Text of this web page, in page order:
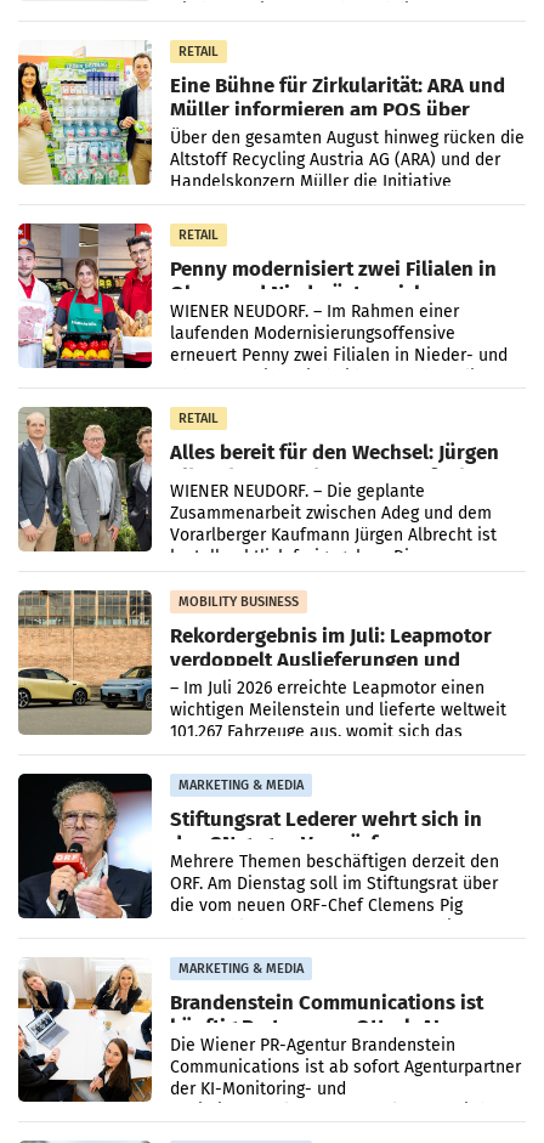
RETAIL
Eine Bühne für Zirkularität: ARA und
Müller informieren am POS über
Kreislauffähigkeit
Über den gesamten August hinweg rücken die
Altstoff Recycling Austria AG (ARA) und der
Handelskonzern Müller die Initiative
„Kreislauf-Helden“ in allen österreichischen
Müller-Filialen
RETAIL
Penny modernisiert zwei Filialen in
Ober- und Niederösterreich
WIENER NEUDORF. – Im Rahmen einer
laufenden Modernisierungsoffensive
erneuert Penny zwei Filialen in Nieder- und
RETAIL
Alles bereit für den Wechsel: Jürgen
Albrecht setzt ab 1.1.2027 auf Adeg
WIENER NEUDORF. – Die geplante
Zusammenarbeit zwischen Adeg und dem
Vorarlberger Kaufmann Jürgen Albrecht ist
kartellrechtlich freigegeben: Die
Bundeswettbewerbsbehörde und der
Bundeskartellanwalt
MOBILITY BUSINESS
Rekordergebnis im Juli: Leapmotor
verdoppelt Auslieferungen und
überschreitet die 100.000er-Marke
– Im Juli 2026 erreichte Leapmotor einen
wichtigen Meilenstein und lieferte weltweit
101.267 Fahrzeuge aus, womit sich das
Ergebnis gegenüber Juli 2025 mehr als
verdoppelte (+102
MARKETING & MEDIA
Stiftungsrat Lederer wehrt sich in
den SN gegen Vorwürfe
Mehrere Themen beschäftigen derzeit den
ORF. Am Dienstag soll im Stiftungsrat über
die vom neuen ORF-Chef Clemens Pig
MARKETING & MEDIA
Brandenstein Communications ist
künftig Partner von OtterlyAI
Die Wiener PR-Agentur Brandenstein
Communications ist ab sofort Agenturpartner
der KI-Monitoring- und